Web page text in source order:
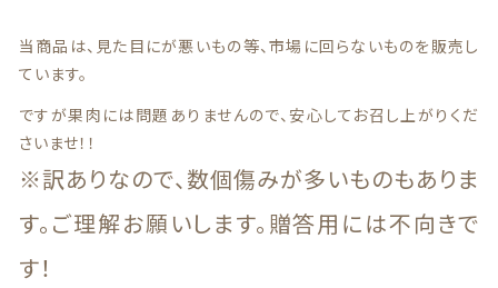
当商品は、見た目にが悪いもの等、市場に回らないものを販売し
ています。
ですが果肉には問題ありませんので、安心してお召し上がりくだ
さいませ！！
※訳ありなので、数個傷みが多いものもありま
す。ご理解お願いします。贈答用には不向きで
す！
ご利用ガイド
当店について
ブログ
よくある質問